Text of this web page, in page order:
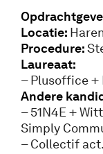
Locatie: Haren
Procedure:
Laureaat:
– Plusoffice +
Andere
– 51N4E +
Simply
– Collectif